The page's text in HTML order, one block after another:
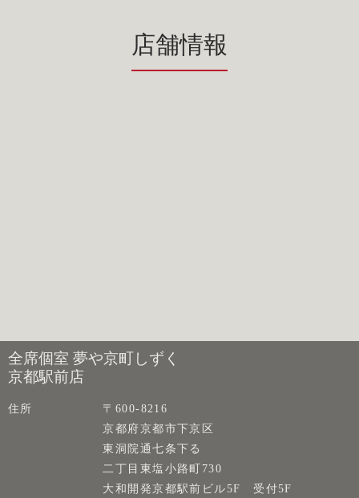
店舗情報
全席個室 夢や京町しずく
京都駅前店
住所
〒600-8216
京都府京都市下京区
東洞院通七条下る
二丁目東塩小路町730
大和開発京都駅前ビル5F 受付5F